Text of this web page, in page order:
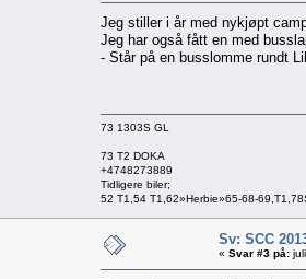
Jeg stiller i år med nykjøpt
Jeg har også fått en med
- Står på en busslomme rundt
73 1303S GL
73 T2 DOKA
+4748273889
Tidligere biler;
52 T1,54 T1,62»Herbie»65-68-
Sv: SCC
« Svar #3 på: